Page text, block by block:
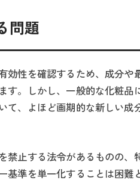
問題
性を確認するため、成分や
す。しかし、一般的な化粧品
て、よほど画期的な新しい成
禁止する法令があるものの、
基準を単一化することは困難